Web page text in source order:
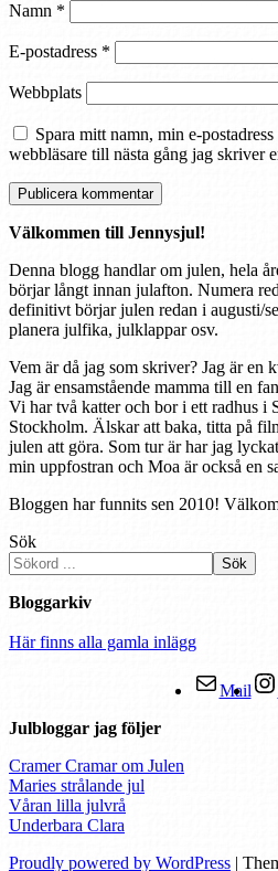
Namn *
E-postadress *
Webbplats
Spara mitt namn, min e-
webbläsare till nästa gång jag skriver
Välkommen till Jennysjul!
Denna blogg handlar om julen, hela
börjar långt innan julafton. Numera
definitivt börjar julen redan i augusti/
planera julfika, julklappar osv.
Vem är då jag som skriver? Jag är en
Jag är ensamstående mamma till en
Vi har två katter och bor i ett radhus i
Stockholm. Älskar att baka, titta på
julen att göra. Som tur är har jag
min uppfostran och Moa är också en
Bloggen har funnits sen 2010!
Sök
Sök
Bloggarkiv
Här finns alla gamla inlägg
Mail
Julbloggar jag följer
Cramer Cramar om Julen
Maries strålande jul
Våran lilla julvrå
Underbara Clara
Proudly powered by WordPress |